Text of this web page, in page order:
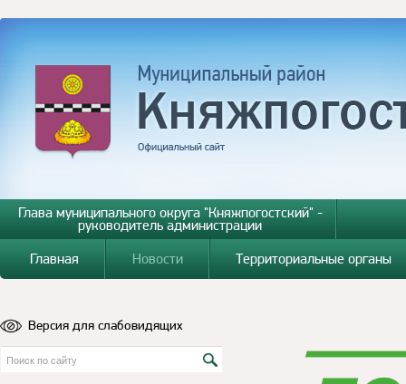
Глава муниципального округа "Княжпогостский" -
руководитель администрации
Главная
Новости Территориальные органы
Версия для слабовидящих